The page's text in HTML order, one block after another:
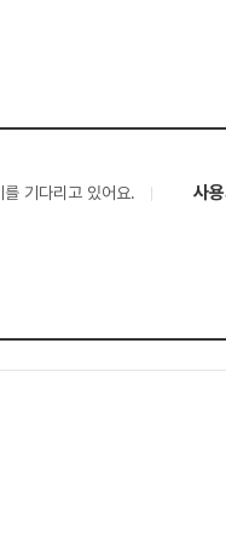
기다리고 있어요. 사